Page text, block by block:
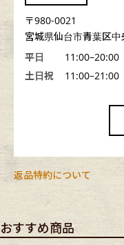
〒980-0021
宮城県仙台市青葉区
平日
11:00–20:00
土日祝
11:00–21:00
返品特約について
おすすめ商品